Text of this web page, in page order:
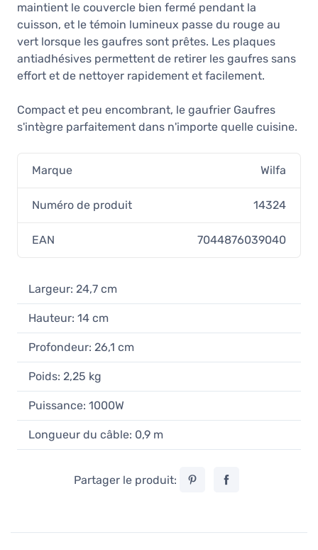
maintient le couvercle bien fermé pendant la
cuisson, et le témoin lumineux passe du rouge au
vert lorsque les gaufres sont prêtes. Les plaques
antiadhésives permettent de retirer les gaufres sans
effort et de nettoyer rapidement et facilement.
Compact et peu encombrant, le gaufrier Gaufres
s'intègre parfaitement dans n'importe quelle cuisine.
Marque Wilfa
Numéro de produit 14324
EAN 7044876039040
Largeur: 24,7 cm
Hauteur: 14 cm
Profondeur: 26,1 cm
Poids: 2,25 kg
Puissance: 1000W
Longueur du câble: 0,9 m
Partager le produit: